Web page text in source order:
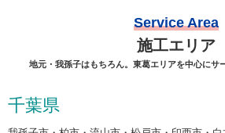
Service Area
施工エリア
地元・我孫子はもちろん。東葛エリアを中心にサ
千葉県